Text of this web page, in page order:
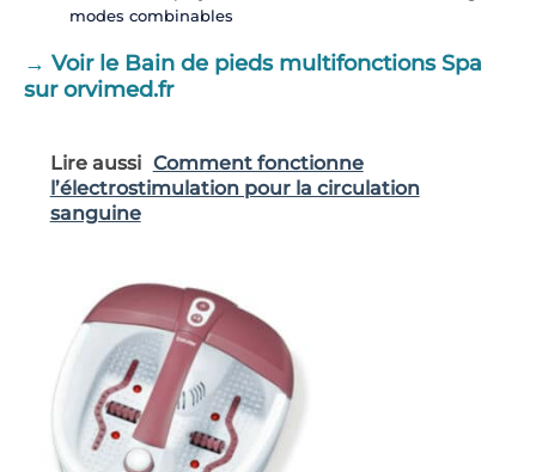
modes combinables
→ Voir le Bain de pieds multifonctions Spa
sur orvimed.fr
Lire aussi Comment fonctionne
l’électrostimulation pour la circulation
sanguine